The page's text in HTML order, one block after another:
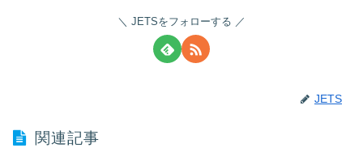
JETSをフォローする
JETS
関連記事